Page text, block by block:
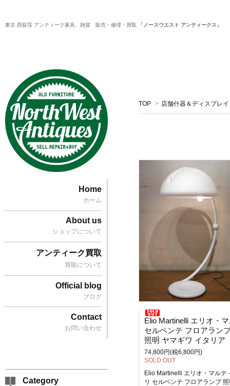
東京 西荻窪 アンティーク家具、雑貨 販売・修理・買取 「ノースウエスト アンティークス」
TOP > 店舗什器＆ディスプレイ
Elio Martinelli エリオ・マルティ
セルペンテ フロアラン
照明 ヤマギワ イタリア
74,800円(税6,800円)
SOLD OUT
Elio Martinelli エリオ・マルテ
リ セルペンテ フロアランプ
Home
ホーム
About us
ショップについて
アンティーク買取
買取について
Official blog
ブログ
Contact
お問い合わせ
Category